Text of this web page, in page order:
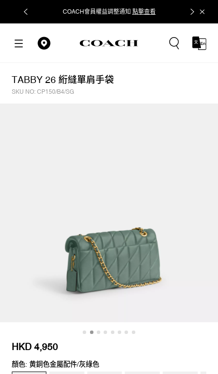
COACH會員權益調整通知 點擊查看 立即追蹤
TABBY 26 絎縫單肩手袋
SKU NO: CP150/B4/SG
HKD 4,950
顏色: 黄銅色金屬配件/灰綠色